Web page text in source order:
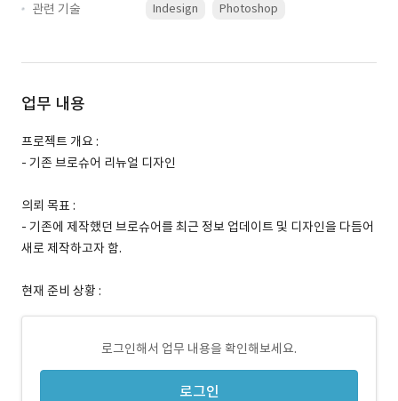
관련 기술
Indesign Photoshop
업무 내용
프로젝트 개요 :
- 기존 브로슈어 리뉴얼 디자인
의뢰 목표 :
- 기존에 제작했던 브로슈어를 최근 정보 업데이트 및 디자인을 다듬어
새로 제작하고자 함.
현재 준비 상황 :
로그인해서 업무 내용을 확인해보세요.
로그인